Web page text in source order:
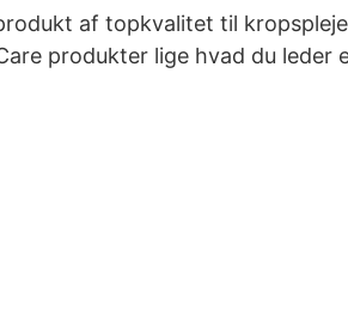
af topkvalitet til
produkter lige hvad du leder